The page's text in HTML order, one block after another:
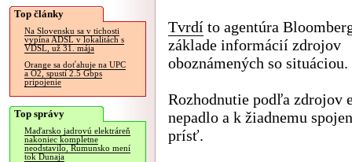
Top články
Na Slovensku sa v tichosti
vypína ADSL v lokalitách s
VDSL, už 31. mája
Orange sa doťahuje na UPC
a O2, spustí 2.5 Gbps
pripojenie
Top správy
Maďarsko jadrovú elektráreň
nakoniec kompletne
neodstavilo, Rumunsko mení
tok Dunaja
Tvrdí to agentúra
základe informácií zdrojov
oboznámených so situáciou.
Rozhodnutie podľa zdrojov
nepadlo a k žiadnemu
prísť.